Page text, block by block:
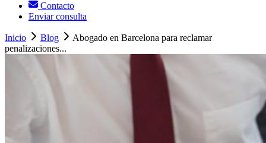
Contacto
Enviar consulta
Inicio Blog
Abogado en Barcelona para reclamar
penalizaciones...